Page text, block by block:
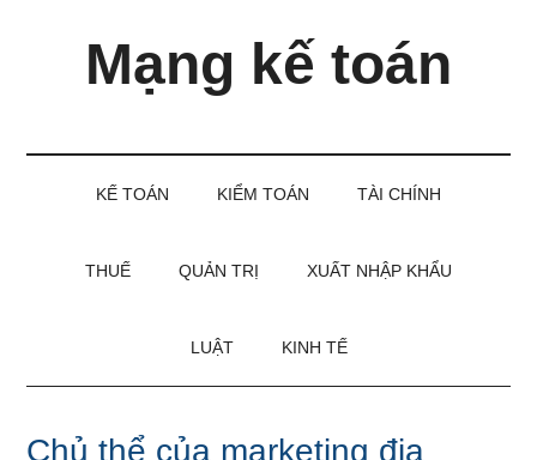
Mạng kế toán
KẾ TOÁN KIỂM TOÁN TÀI CHÍNH
THUẾ QUẢN TRỊ XUẤT NHẬP KHẨU
LUẬT KINH TẾ
Chủ thể của marketing địa